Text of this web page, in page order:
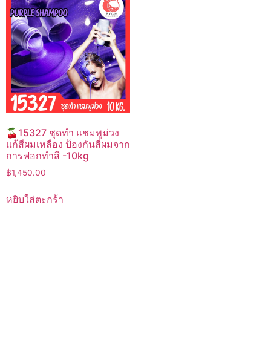
🍒15327 ชุดทำ แชมพูม่วง
แก้สีผมเหลือง ป้องกันสีผมจาก
การฟอกทำสี -10kg
฿1,450.00
หยิบใส่ตะกร้า